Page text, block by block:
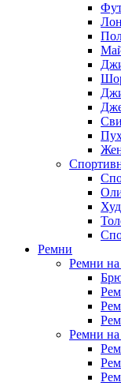
Ремни
Ремни
Ремни на